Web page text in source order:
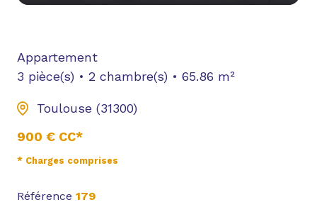
Appartement
3 pièce(s)
2 chambre(s) 65.86 m²
Toulouse (31300)
900 € CC*
* Charges comprises
Référence 179